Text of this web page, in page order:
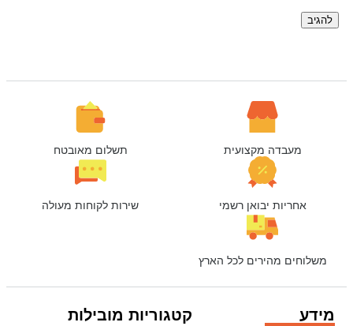
מעבדה מקצועית תשלום מאובטח
אחריות יבואן רשמי שירות לקוחות מעולה
משלוחים מהירים לכל הארץ
מידע קטגוריות מובילות